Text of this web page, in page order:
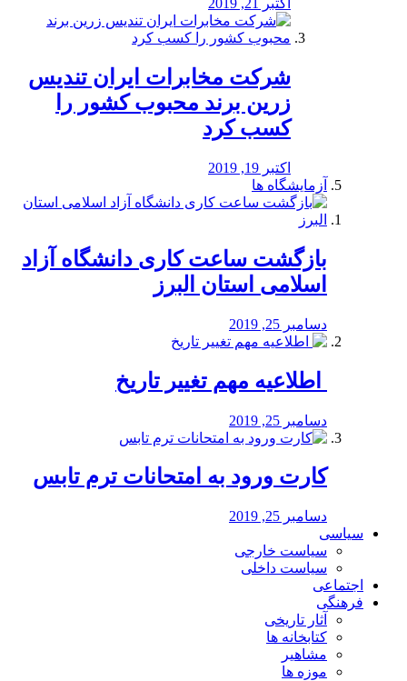
اکتبر 21, 2019
شرکت مخابرات ایران تندیس
زرین برند محبوب کشور را
کسب کرد
اکتبر 19, 2019
آزمایشگاه ها
بازگشت ساعت کاری دانشگاه آزاد
اسلامی استان البرز
دسامبر 25, 2019
️ اطلاعیه مهم تغییر تاریخ
دسامبر 25, 2019
کارت ورود به امتحانات ترم تابس
دسامبر 25, 2019
سیاسی
سیاست خارجی
سیاست داخلی
اجتماعی
فرهنگی
آثار تاریخی
کتابخانه ها
مشاهیر
موزه ها